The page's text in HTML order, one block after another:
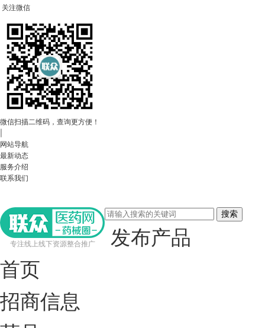
关注微信
微信扫描二维码，查询更方便！
网站导航
最新动态
服务介绍
联系我们
专注线上线下资源整合推广
搜索
发布产品
首页
招商信息